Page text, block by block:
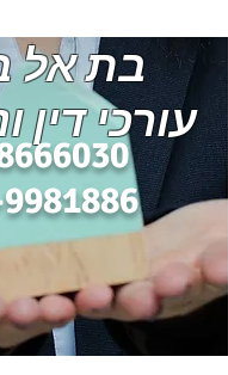
בת אל
עורכידין